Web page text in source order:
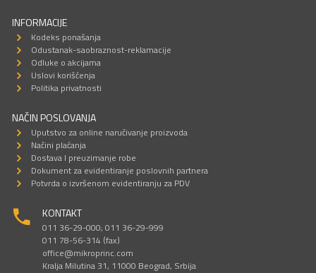
INFORMACIJE
Kodeks ponašanja
Odustanak-saobraznost-reklamacije
Odluke o akcijama
Uslovi korišćenja
Politika privatnosti
NAČIN POSLOVANJA
Uputstvo za online naručivanje proizvoda
Načini plaćanja
Dostava I preuzimanje robe
Dokument za evidentiranje poslovnih partnera
Potvrda o izvršenom evidentiranju za PDV
KONTAKT
011 36-29-000; 011 36-29-999
011 78-56-314 (fax)
office@mikroprinc.com
Kralja Milutina 31, 11000 Beograd, Srbija